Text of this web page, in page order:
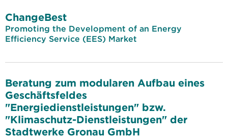
ChangeBest
Promoting the Development of an Energy
Efficiency Service (EES) Market
Beratung zum modularen Aufbau eines
Geschäftsfeldes
"Energiedienstleistungen" bzw.
"Klimaschutz-Dienstleistungen" der
Stadtwerke Gronau GmbH